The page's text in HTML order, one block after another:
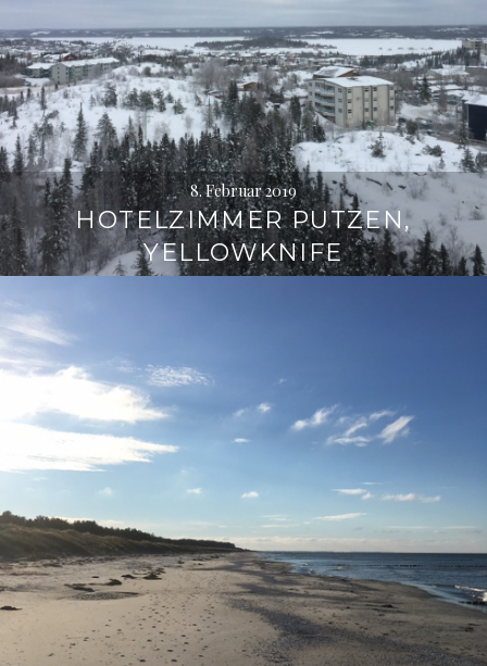
8. Februar 2019
HOTELZIMMER PUTZEN,
YELLOWKNIFE